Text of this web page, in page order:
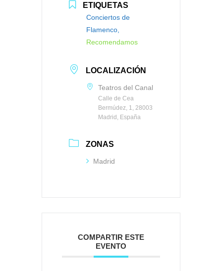
ETIQUETAS
Conciertos de
Flamenco,
Recomendamos
LOCALIZACIÓN
Teatros del Canal
Calle de Cea
Bermúdez, 1, 28003
Madrid, España
ZONAS
Madrid
COMPARTIR ESTE
EVENTO